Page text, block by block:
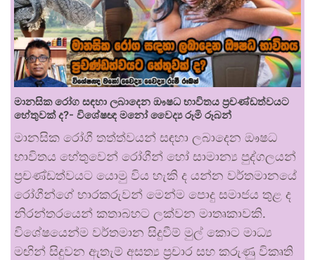
මානසික රෝග සඳහා ලබාදෙන ඖෂධ භාවිතය ප්‍රචණ්ඩත්වයට
හේතුවක් ද?- විශේෂඥ මනෝ වෛද්‍ය රූමි රූබන්
මානසික රෝගී තත්ත්වයන් සඳහා ලබාදෙන ඖෂධ
භාවිතය හේතුවෙන් රෝගීන් හෝ සාමාන්‍ය පුද්ගලයන්
ප්‍රචණ්ඩත්වයට යොමු විය හැකි ද යන්න වර්තමානයේ
රෝගීන්ගේ භාරකරුවන් මෙන්ම පොදු සමාජය තුළ ද
නිරන්තරයෙන් කතාබහට ලක්වන මාතෘකාවකි.
විශේෂයෙන්ම වර්තමාන සිදුවීම් මුල් කොට මාධ්‍ය
මඟින් සිදුවන ඇතැම් අසත්‍ය ප්‍රචාර සහ කරුණු විකෘති